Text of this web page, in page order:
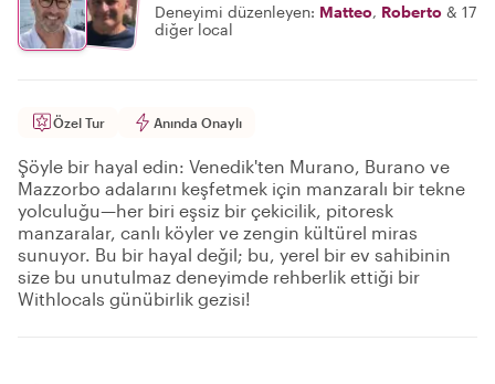
Deneyimi düzenleyen: Matteo, Roberto & 17
diğer local
Özel Tur Anında Onaylı
Şöyle bir hayal edin: Venedik'ten Murano, Burano ve
Mazzorbo adalarını keşfetmek için manzaralı bir tekne
yolculuğu—her biri eşsiz bir çekicilik, pitoresk
manzaralar, canlı köyler ve zengin kültürel miras
sunuyor. Bu bir hayal değil; bu, yerel bir ev sahibinin
size bu unutulmaz deneyimde rehberlik ettiği bir
Withlocals günübirlik gezisi!